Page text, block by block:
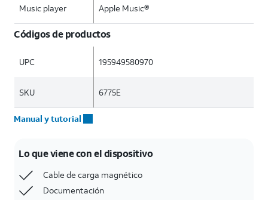
Music player Apple Music®
Códigos de productos
UPC 195949580970
SKU 6775E
Manual y tutorial
Lo que viene con el dispositivo
Cable de carga magnético
Documentación